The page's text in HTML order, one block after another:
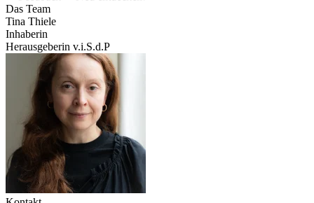
Das Team
Tina Thiele
Inhaberin
Herausgeberin v.i.S.d.P